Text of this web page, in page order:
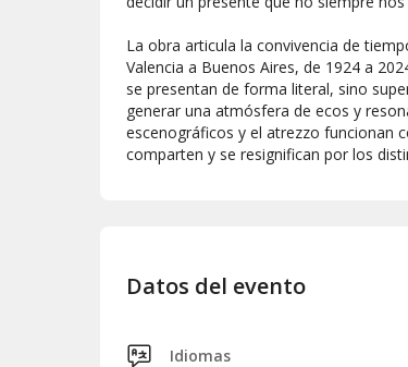
La obra articula la convivencia de
Valencia a Buenos Aires, de 1924 a
se presentan de forma literal, sino
generar una atmósfera de ecos y
escenográficos y el atrezzo funcionan
comparten y se resignifican por los
Datos del evento
Idiomas